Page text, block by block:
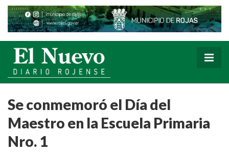
Se conmemoró el Día del
Maestro en la Escuela Primaria
Nro. 1